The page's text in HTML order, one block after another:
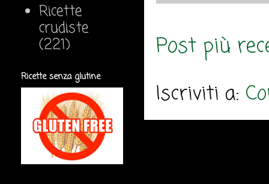
Post più
Iscriviti a:
Ricette
crudiste
(221)
Ricette senza glutine